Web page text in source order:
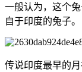
一般认为，这个
自于印度的兔子。
传说印度最早的